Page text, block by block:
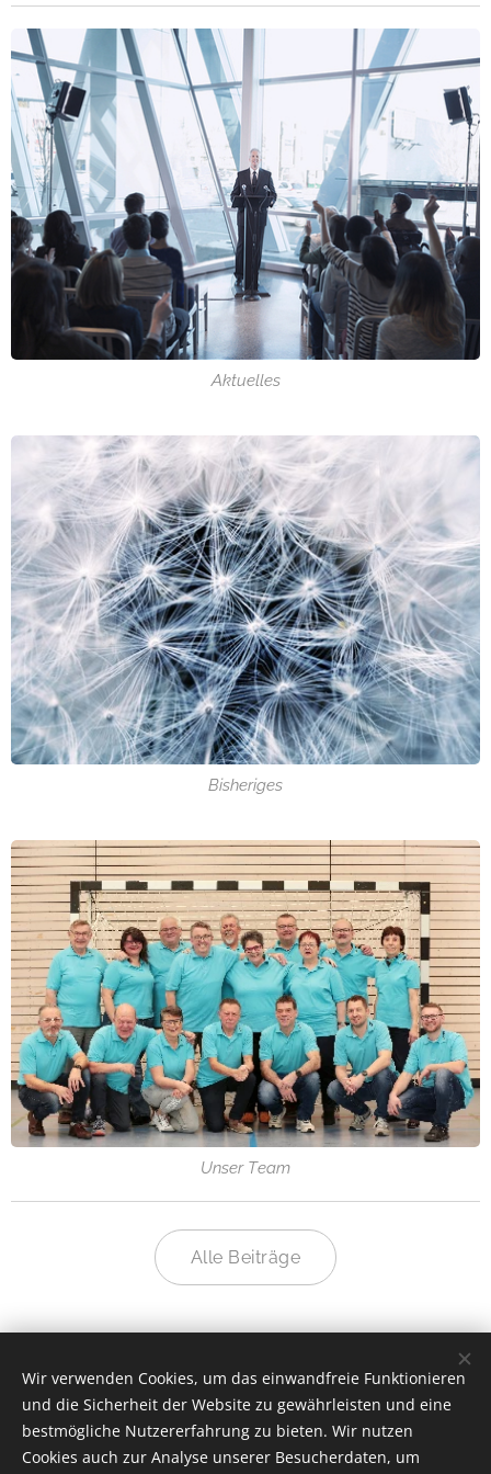
hinaus bekannt.
Der
"Mechtersheimer
Badesee" - eine...
sich in der
Planung. Kinder
sind uns wichtig;
denn Kinder sind
unsere
Zukunft. Unsere
drei Grundschulen
haben wir mit
modernen Medien
und
Unterrichtsmitteln
ausgestattet. Auch
in die Spielgeräte
der 25...
drei Grundschulen
und bald sieben
Kindertagesstätten
sind nur einige
Beispiele für die
gute und
familienfreundliche
Infrastruktur in
Römerberg. Hinzu
kommen weitere
sehr gute
Möglichkeiten der
Naherholung und
Freizeitgestaltung....
Aktuelles
Bisheriges
Unser Team
Alle Beiträge
Wir verwenden Cookies, um das einwandfreie Funktionieren
und die Sicherheit der Website zu gewährleisten und eine
bestmögliche Nutzererfahrung zu bieten. Wir nutzen
Cookies auch zur Analyse unserer Besucherdaten, um